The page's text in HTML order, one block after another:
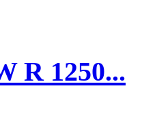
R 1250...